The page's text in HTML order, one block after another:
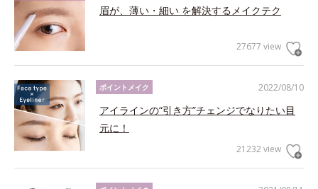
眉が、薄い・細い を解決するメイクテク
27677 view
2022/08/10
ポイントメイク
アイラインの“引き方”チェンジでなりたい目
元に！
21232 view